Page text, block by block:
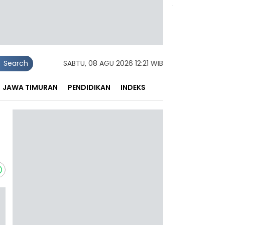
Search SABTU, 08 AGU 2026 12:21 WIB
JAWA TIMURAN PENDIDIKAN INDEKS